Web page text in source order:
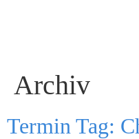
Archiv
Termin Tag: